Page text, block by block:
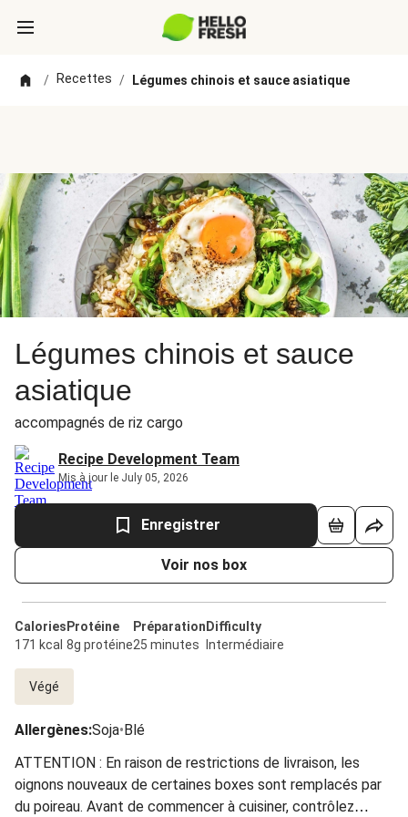
/ Recettes / Légumes chinois et sauce asiatique
Légumes chinois et sauce
asiatique
accompagnés de riz cargo
Recipe Development Team
Mis à jour le July 05, 2026
Enregistrer
Voir nos box
Calories
171 kcal
Protéine
8g protéine
Préparation
25 minutes
Difficulty
Intermédiaire
Végé
Allergènes:Soja•Blé
ATTENTION : En raison de restrictions de livraison, les
oignons nouveaux de certaines boxes sont remplacés par
du poireau. Avant de commencer à cuisiner, contrôlez